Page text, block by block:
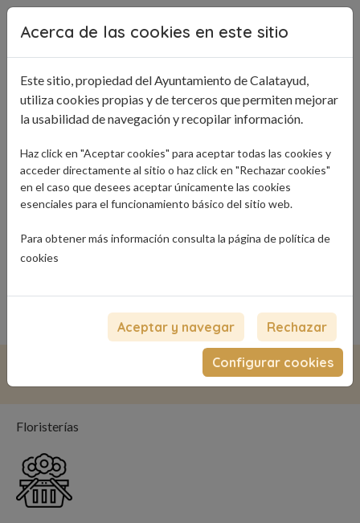
Pasar al contenido principal
Ruta de navegación
Floristerías
Acerca de las cookies en este sitio
Este sitio, propiedad del Ayuntamiento de Calatayud,
utiliza cookies propias y de terceros que permiten mejorar
la usabilidad de navegación y recopilar información.
Haz click en "Aceptar cookies" para aceptar todas las cookies y
acceder directamente al sitio o haz click en "Rechazar cookies"
en el caso que desees aceptar únicamente las cookies
esenciales para el funcionamiento básico del sitio web.
Para obtener más información consulta la página depolítica de
cookies
Aceptar y navegar Rechazar
Configurar cookies